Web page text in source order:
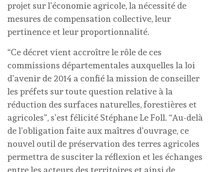
projet sur l’économie agricole, la nécessité de
mesures de compensation collective, leur
pertinence et leur proportionnalité.
“Ce décret vient accroître le rôle de ces
commissions départementales auxquelles la loi
d’avenir de 2014 a confié la mission de conseiller
les préfets sur toute question relative à la
réduction des surfaces naturelles, forestières et
agricoles”, s’est félicité Stéphane Le Foll. “Au-delà
de l’obligation faite aux maîtres d’ouvrage, ce
nouvel outil de préservation des terres agricoles
permettra de susciter la réflexion et les échanges
entre les acteurs des territoires et ainsi de